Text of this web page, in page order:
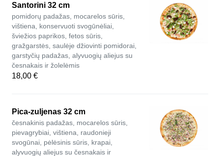
Santorini 32 cm
pomidorų padažas, mocarelos sūris,
vištiena, konservuoti svogūnėliai,
šviežios paprikos, fetos sūris,
gražgarstės, saulėje džiovinti pomidorai,
garstyčių padažas, alyvuogių aliejus su
česnakais ir žolelėmis
18,00 €
Pica-zuljenas 32 cm
česnakinis padažas, mocarelos sūris,
pievagrybiai, vištiena, raudonieji
svogūnai, pėlėsinis sūris, krapai,
alyvuogių aliejus su česnakais ir